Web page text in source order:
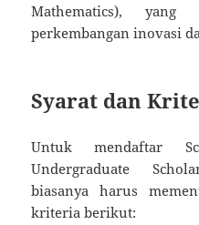
Mathematics),
perkembangan inovasi
Syarat dan
Untuk mendaftar
Undergraduate
biasanya harus
kriteria berikut: